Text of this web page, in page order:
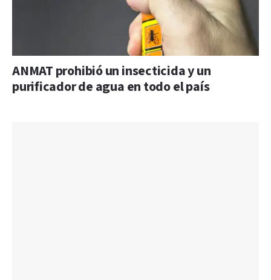
ANMAT prohibió un insecticida y un
purificador de agua en todo el país